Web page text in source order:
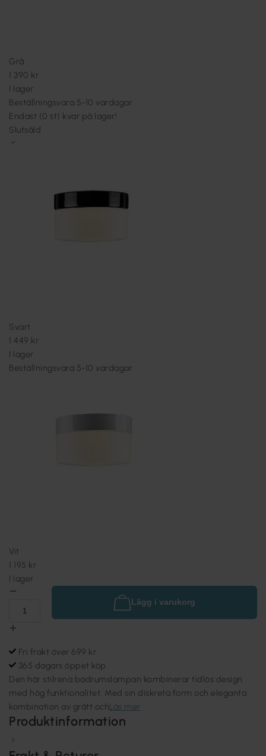
Grå
1 390 kr
I lager
Beställningsvara 5-10 vardagar
Endast (0 st) kvar på lager!
Slutsåld
Svart
1 449 kr
I lager
Beställningsvara 5-10 vardagar
Vit
1 195 kr
I lager
Lägg i varukorg
Fri frakt över 699 kr
365 dagars öppet köp
Den här stilrena badrumslampan kombinerar tidlös design
med hög funktionalitet. Med sin diskreta form och eleganta
kombination av grått ochLäs mer
Produktinformation